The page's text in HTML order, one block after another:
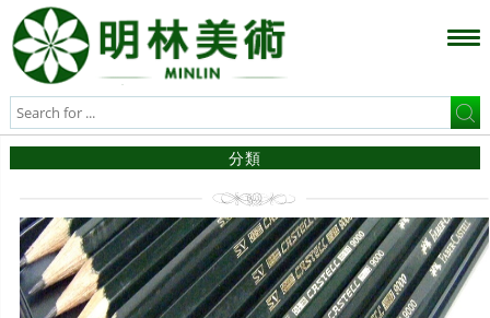
分類